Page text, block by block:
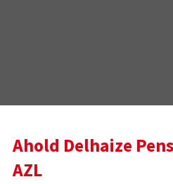
Ahold Delhaize
AZL